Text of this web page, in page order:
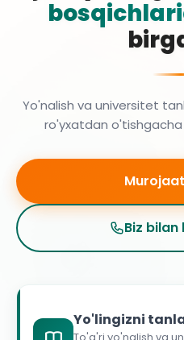
Yo'nalish va universitet
ro'yxatdan
Biz
Yo'lingizni